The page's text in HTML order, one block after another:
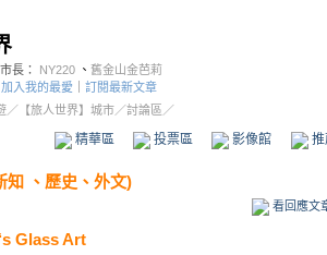
長： NY220 、 舊金山金芭莉
加入我的最愛
訂閱最新文章
／ 【旅人世界】城市／討論區／
精華區 投票區 影像館
知 、歷史、外文)
看回應文
Glass Art